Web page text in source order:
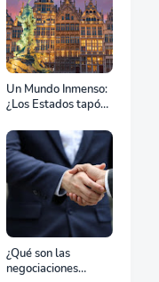
Un Mundo Inmenso:
¿Los Estados tapón,
o zona de combate?
¿Qué son las
negociaciones